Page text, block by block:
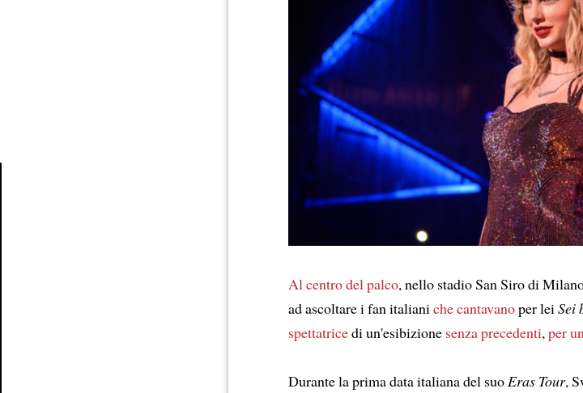
Al centro del palco, nello stadio San Siro di
ad ascoltare i fan italiani che cantavanoper lei Sei
spettatricedi un'esibizione senza precedenti, per
Durante la prima data italiana del suo Eras Tour,